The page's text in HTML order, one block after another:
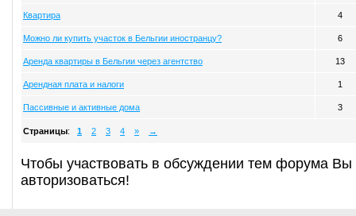
Квартира 4
Можно ли купить участок в Бельгии иностранцу? 6
Аренда квартиры в Бельгии через агентство 13
Арендная плата и налоги 1
Пассивные и активные дома 3
Страницы: 1 2 3 4 » →
Чтобы участвовать в обсуждении тем форума
авторизоваться!